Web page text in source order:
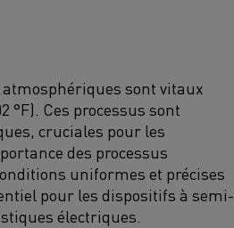
sont vitaux
°F). Ces processus sont
cruciales pour les
des processus
uniformes et précises
pour les dispositifs à semi-
électriques.